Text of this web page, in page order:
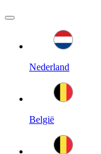
Nederland
België